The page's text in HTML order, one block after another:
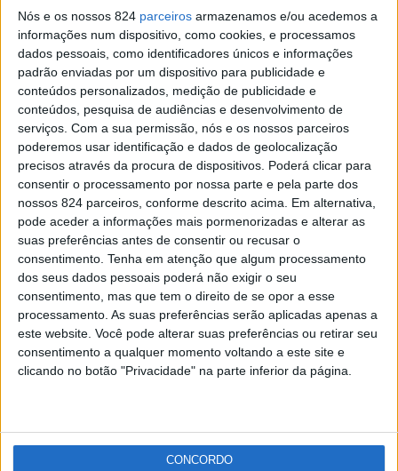
Nós e os nossos 824 parceiros armazenamos e/ou acedemos a
informações num dispositivo, como cookies, e processamos
dados pessoais, como identificadores únicos e informações
padrão enviadas por um dispositivo para publicidade e
conteúdos personalizados, medição de publicidade e
conteúdos, pesquisa de audiências e desenvolvimento de
serviços. Com a sua permissão, nós e os nossos parceiros
poderemos usar identificação e dados de geolocalização
precisos através da procura de dispositivos. Poderá clicar para
consentir o processamento por nossa parte e pela parte dos
nossos 824 parceiros, conforme descrito acima. Em alternativa,
pode aceder a informações mais pormenorizadas e alterar as
suas preferências antes de consentir ou recusar o
consentimento. Tenha em atenção que algum processamento
dos seus dados pessoais poderá não exigir o seu
consentimento, mas que tem o direito de se opor a esse
processamento. As suas preferências serão aplicadas apenas a
este website. Você pode alterar suas preferências ou retirar seu
consentimento a qualquer momento voltando a este site e
clicando no botão "Privacidade" na parte inferior da página.
CONCORDO
Escuteiros Portugueses distinguidos com o prémio
“Cidadão Europeu”
Redacção - 25 de Fevereiro, 2021
Publicidade
Publicidade
RSS X